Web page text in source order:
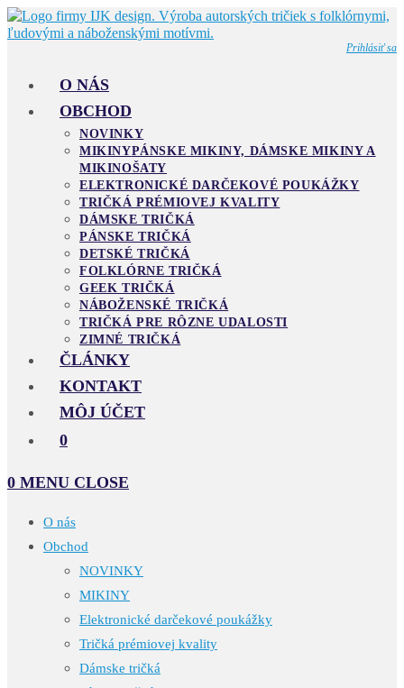
Skip
to
Prihlásiť sa
O NÁS
OBCHOD
NOVINKY
MIKINYPÁNSKE MIKINY, DÁMSKE MIKINY A
MIKINOŠATY
ELEKTRONICKÉ DARČEKOVÉ POUKÁŽKY
TRIČKÁ PRÉMIOVEJ KVALITY
DÁMSKE TRIČKÁ
PÁNSKE TRIČKÁ
DETSKÉ TRIČKÁ
FOLKLÓRNE TRIČKÁ
GEEK TRIČKÁ
NÁBOŽENSKÉ TRIČKÁ
TRIČKÁ PRE RÔZNE UDALOSTI
ZIMNÉ TRIČKÁ
ČLÁNKY
KONTAKT
MÔJ ÚČET
0
0 MENU CLOSE
O nás
Obchod
NOVINKY
MIKINY
Elektronické darčekové poukážky
Tričká prémiovej kvality
Dámske tričká